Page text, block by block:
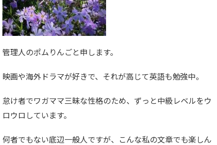
管理人のポムりんごと申します。
映画や海外ドラマが好きで、それが高じて英語も勉強中。
怠け者でワガママ三昧な性格のため、ずっと中級レベルをウ
ロウロしています。
何者でもない底辺一般人ですが、こんな私の文章でも楽しん